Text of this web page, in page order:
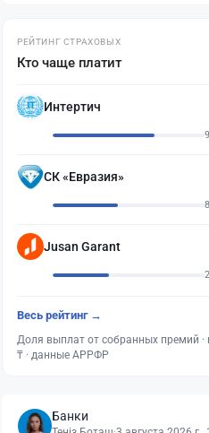
РЕЙТИНГ СТРАХОВЫХ
Кто чаще платит
Интертич
СК «Евразия»
Jusan Garant
Весь рейтинг →
Доля выплат от собранных премий
₸ · данные АРРФР
Банки